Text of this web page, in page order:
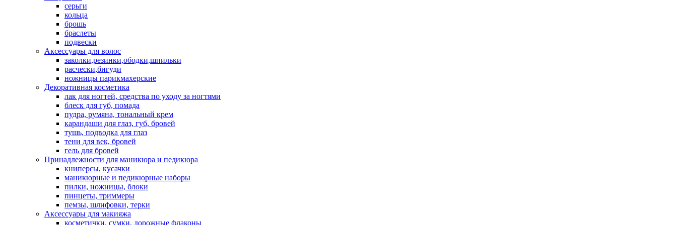
серьги
кольца
брошь
браслеты
подвески
Аксессуары для волос
заколки,резинки,ободки,шпильки
расчески,бигуди
ножницы парикмахерские
Декоративная косметика
лак для ногтей, средства по уходу за ногтями
блеск для губ, помада
пудра, румяна, тональный крем
карандаши для глаз, губ, бровей
тушь, подводка для глаз
тени для век, бровей
гель для бровей
Принадлежности для маникюра и педикюра
книперсы, кусачки
маникюрные и педикюрные наборы
пилки, ножницы, блоки
пинцеты, триммеры
пемзы, шлифовки, терки
Аксессуары для макияжа
косметички, сумки, дорожные флаконы